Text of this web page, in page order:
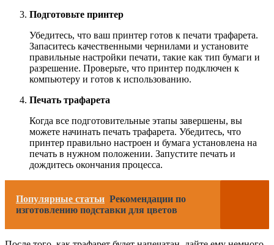
Подготовьте принтер
Убедитесь, что ваш принтер готов к печати трафарета.
Запаситесь качественными чернилами и установите
правильные настройки печати, такие как тип бумаги и
разрешение. Проверьте, что принтер подключен к
компьютеру и готов к использованию.
Печать трафарета
Когда все подготовительные этапы завершены, вы
можете начинать печать трафарета. Убедитесь, что
принтер правильно настроен и бумага установлена на
печать в нужном положении. Запустите печать и
дождитесь окончания процесса.
Популярные статьи Рекомендации по
изготовлению подставки для цветов